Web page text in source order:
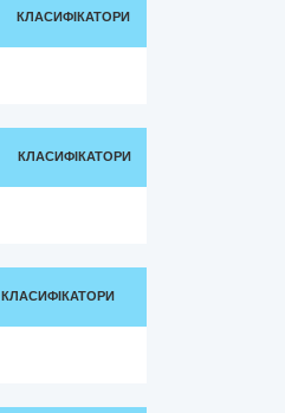
КЛАСИФІКАТОРИ
КЛАСИФІКАТОРИ
КЛАСИФІКАТОРИ